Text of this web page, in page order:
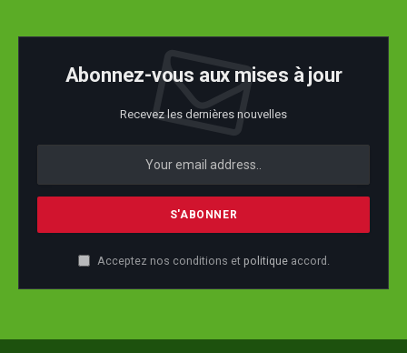
Abonnez-vous aux mises à jour
Recevez les dernières nouvelles
Acceptez nos conditions et politiqueaccord.